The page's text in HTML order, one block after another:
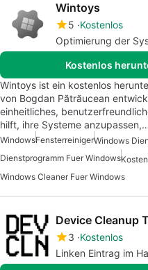
Wintoys
5 Kostenlos
Optimierung der
Kostenlos
Wintoys ist ein kostenlos
von Bogdan Pătrăucean
einheitliches,
hilft, ihre Systeme
WindowsFensterreiniger
Dienstprogramm Fuer Windows
Windows Cleaner Fuer Windows
Device Cleanup
3 Kostenlos
Linken Eintrag im